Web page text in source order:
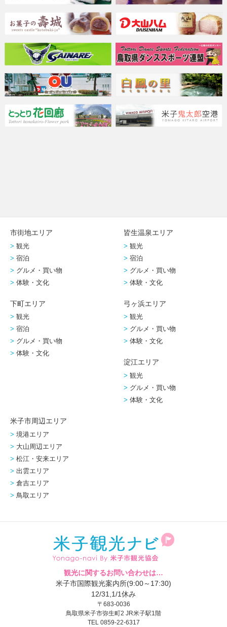
市街地エリア
観光
宿泊
グルメ・買い物
体験・文化
皆生温泉エリア
観光
宿泊
グルメ・買い物
体験・文化
下町エリア
観光
宿泊
グルメ・買い物
体験・文化
弓ヶ浜エリア
観光
グルメ・買い物
体験・文化
淀江エリア
観光
グルメ・買い物
体験・文化
米子市周辺エリア
境港エリア
大山周辺エリア
松江・安来エリア
出雲エリア
倉吉エリア
鳥取エリア
観光に関するお問い合わせは…
米子市国際観光案内所(9:00～17:30)
12/31,1/1休み
〒683-0036
鳥取県米子市弥生町2 JR米子駅1階
TEL 0859-22-6317